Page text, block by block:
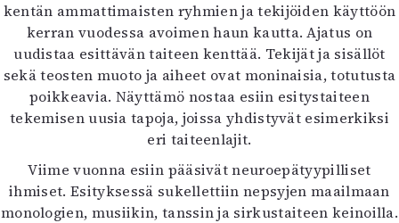
Info
Tilaus ja irtonumerot
Yhteistyössä
Toimitus
Mediatiedot
Kaltio ry
kentän ammattimaisten ryhmien ja tekijöiden käyttöön
kerran vuodessa avoimen haun kautta. Ajatus on
uudistaa esittävän taiteen kenttää. Tekijät ja sisällöt
sekä teosten muoto ja aiheet ovat moninaisia, totutusta
poikkeavia. Näyttämö nostaa esiin esitystaiteen
tekemisen uusia tapoja, joissa yhdistyvät esimerkiksi
eri taiteenlajit.
Viime vuonna esiin pääsivät neuroepätyypilliset
ihmiset. Esityksessä sukellettiin nepsyjen maailmaan
monologien, musiikin, tanssin ja sirkustaiteen keinoilla.